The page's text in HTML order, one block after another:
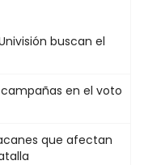
buscan el
en el voto
que afectan